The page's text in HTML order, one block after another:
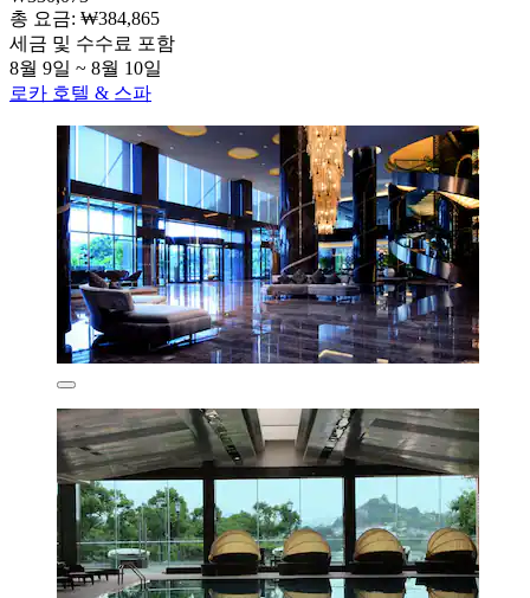
총 요금: ₩384,865
세금 및 수수료 포함
8월 9일 ~ 8월 10일
로카 호텔 & 스파